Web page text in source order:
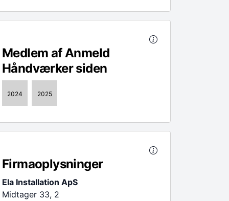
Medlem af Anmeld
Håndværker siden
2024 2025
Firmaoplysninger
Ela Installation ApS
Midtager 33, 2